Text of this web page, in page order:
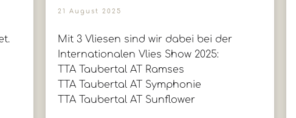
21 August 2025
Mit 3 Vliesen sind wir dabei bei der
Internationalen Vlies Show 2025:
TTA Taubertal AT Ramses
TTA Taubertal AT Symphonie
TTA Taubertal AT Sunflower